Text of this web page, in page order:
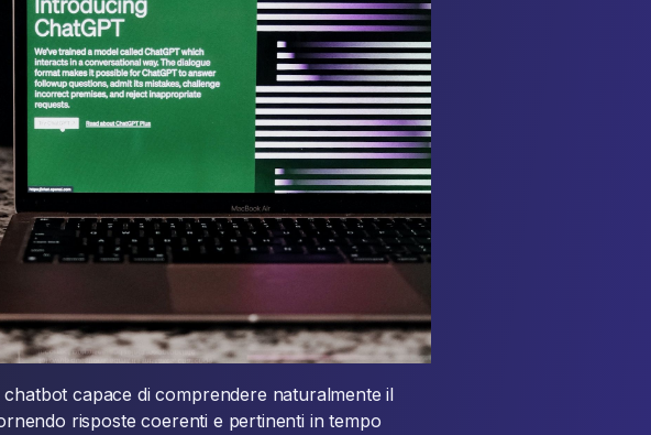
capace di comprendere naturalmente il
risposte coerenti e pertinenti in tempo